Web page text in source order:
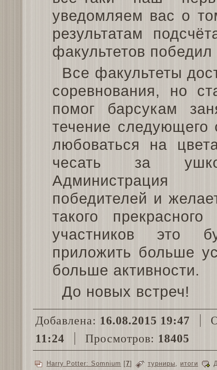
уведомляем вас о
результатам
факультетов победил
Все факультеты
соревнования, но
помог барсукам
течение
любоваться на
чесать за
Администрация
победителей и
такого
участников это
приложить больше
больше активности.
До новых встреч!
Добавлена: 16.08.2015 19:47
11:24
Просмотров: 18405
Harry Potter: Somnium [7] турниры, итоги